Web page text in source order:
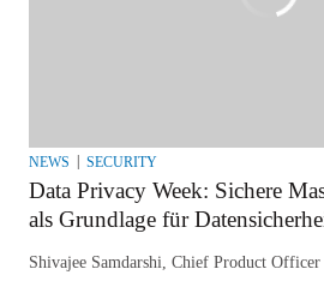
NEWS SECURITY
Data Privacy Week: Sichere
als Grundlage für
Shivajee Samdarshi, Chief Product